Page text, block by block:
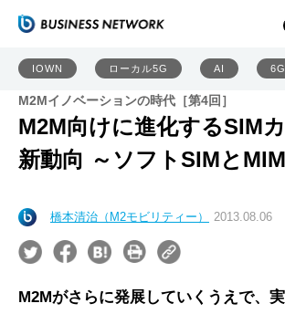
IOWN ローカル5G AI 6G
M2Mイノベーションの時代［第4回］
M2M向けに進化するSIM
新動向 ～ソフトSIMと
橋本清治（M2モビリティー） 2013.08.06
M2Mがさらに発展していくうえで、